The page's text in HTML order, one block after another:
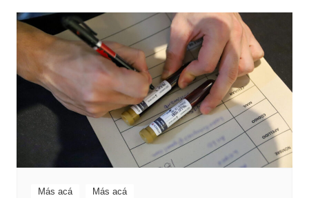
Más acá Más acá